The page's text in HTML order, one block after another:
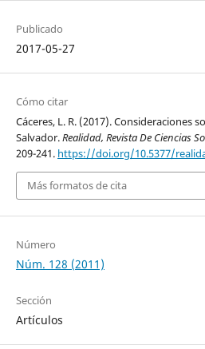
Publicado
2017-05-27
Cómo citar
Cáceres, L. R. (2017). Consideraciones
Salvador.Realidad, Revista De Ciencias
209-241. https://doi.org/10.5377/
Más formatos de cita
Número
Núm. 128 (2011)
Sección
Artículos